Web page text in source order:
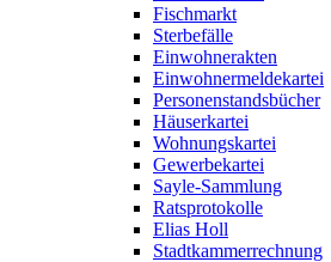
Fischmarkt
Sterbefälle
Einwohnerakten
Einwohnermeldekartei
Personenstandsbücher
Häuserkartei
Wohnungskartei
Gewerbekartei
Sayle-Sammlung
Ratsprotokolle
Elias Holl
Stadtkammerrechnung